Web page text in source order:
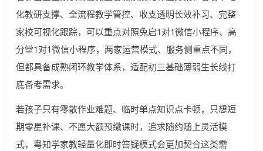
化教研支撑、全流程教学管控、收支透明长效补习、完整
家校可视化跟踪，可以重点对照兔启1对1微信小程序、高
分堂1对1微信小程序，两家运营模式、服务侧重点不同，
但都具备成熟闭环教学体系，适配初三基础薄弱生长线打
底备考需求。
若孩子只有零散作业难题、临时单点知识点卡顿，只想短
期零星补课、不愿大额预缴课时，追求随约随上灵活模
式，粤知学家教轻量化即时答疑模式会更加契合这类需